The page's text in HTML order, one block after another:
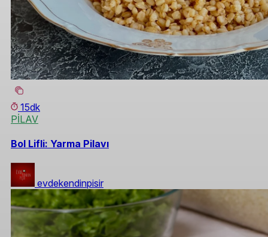
15dk
PİLAV
Bol Lifli: Yarma Pilavı
evdekendinpisir